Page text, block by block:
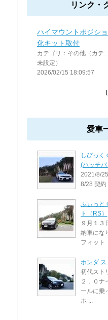
リンク・
ハイマウントポジシ
化キット取付
カテゴリ：その他（カテ
未設定）
2026/02/15 18:09:57
[
愛車
しびっく
(ハッチ
2021/8/
8/28 契約
ふぃっと
ト（RS
９月１３
納車にな
フィッ
ホンダ ス
初代スト
２．０ナ
ールに乗
ホ ...